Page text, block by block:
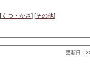
くつ・かさ] [その他]
更新日：